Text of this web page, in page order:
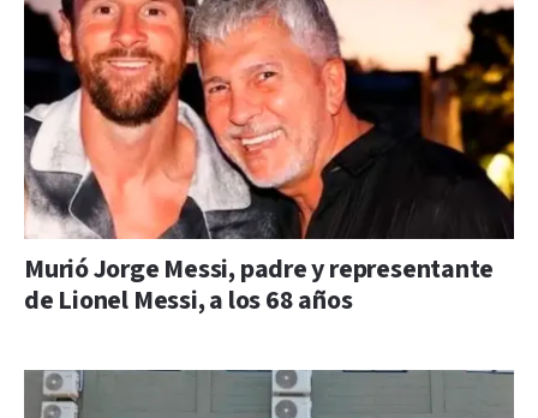
Murió Jorge Messi, padre y representante
de Lionel Messi, a los 68 años